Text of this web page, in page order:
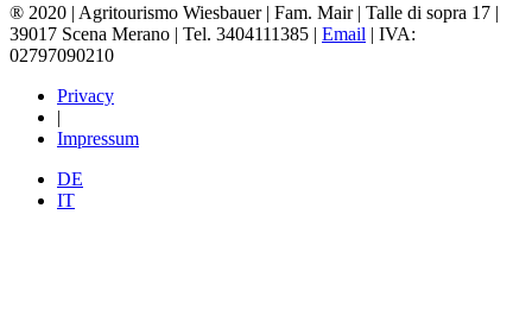
® 2020 | Agritourismo Wiesbauer | Fam. Mair | Talle di sopra 17 |
39017 Scena Merano | Tel. 3404111385 | Email | IVA:
02797090210
Privacy
|
Impressum
DE
IT